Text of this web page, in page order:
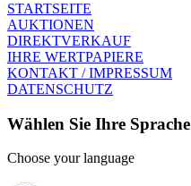
STARTSEITE
AUKTIONEN
DIREKTVERKAUF
IHRE WERTPAPIERE
KONTAKT / IMPRESSUM
DATENSCHUTZ
Wählen Sie Ihre Sprache
Choose your language